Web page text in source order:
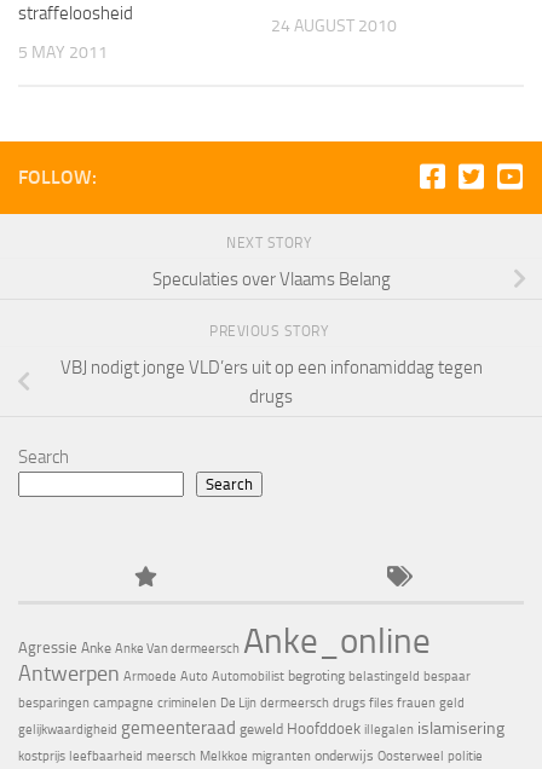
straffeloosheid
5 MAY 2011
24 AUGUST 2010
FOLLOW:
NEXT STORY
Speculaties over Vlaams Belang
PREVIOUS STORY
VBJ nodigt jonge VLD’ers uit op een infonamiddag tegen
drugs
Search
Search
Agressie Anke Anke Van dermeersch Anke_online
Antwerpen Armoede Auto Automobilist begroting belastingeld bespaar
besparingen campagne criminelen De Lijn dermeersch drugs files frauen geld
gelijkwaardigheid gemeenteraad geweld Hoofddoek illegalen islamisering
kostprijs leefbaarheid meersch Melkkoe migranten onderwijs Oosterweel politie